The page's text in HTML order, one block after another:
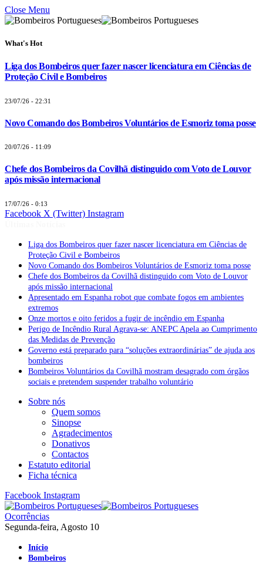
Close Menu
What's Hot
Liga dos Bombeiros quer fazer nascer licenciatura em Ciências de
Proteção Civil e Bombeiros
23/07/26 - 22:31
Novo Comando dos Bombeiros Voluntários de Esmoriz toma posse
20/07/26 - 11:09
Chefe dos Bombeiros da Covilhã distinguido com Voto de Louvor
após missão internacional
17/07/26 - 0:13
Facebook X (Twitter) Instagram
Liga dos Bombeiros quer fazer nascer licenciatura em Ciências de
Proteção Civil e Bombeiros
Novo Comando dos Bombeiros Voluntários de Esmoriz toma posse
Chefe dos Bombeiros da Covilhã distinguido com Voto de Louvor
após missão internacional
Apresentado em Espanha robot que combate fogos em ambientes
extremos
Onze mortos e oito feridos a fugir de incêndio em Espanha
Perigo de Incêndio Rural Agrava-se: ANEPC Apela ao Cumprimento
das Medidas de Prevenção
Governo está preparado para “soluções extraordinárias” de ajuda aos
bombeiros
Bombeiros Voluntários da Covilhã mostram desagrado com órgãos
sociais e pretendem suspender trabalho voluntário
Sobre nós
Quem somos
Sinopse
Agradecimentos
Donativos
Contactos
Estatuto editorial
Ficha técnica
Facebook Instagram
Ocorrências
Segunda-feira, Agosto 10
Início
Bombeiros